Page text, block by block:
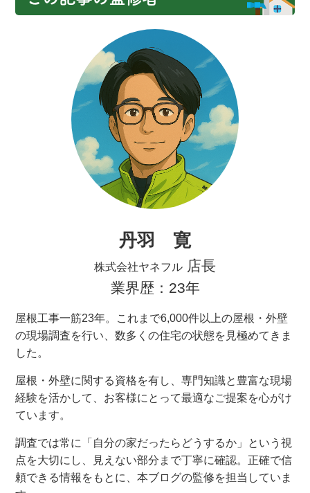
丹羽 寛
株式会社ヤネフル 店長
業界歴：23年
屋根工事一筋23年。これまで6,000件以上の屋根・外壁
の現場調査を行い、数多くの住宅の状態を見極めてきま
した。
屋根・外壁に関する資格を有し、専門知識と豊富な現場
経験を活かして、お客様にとって最適なご提案を心がけ
ています。
調査では常に「自分の家だったらどうするか」という視
点を大切にし、見えない部分まで丁寧に確認。正確で信
頼できる情報をもとに、本ブログの監修を担当していま